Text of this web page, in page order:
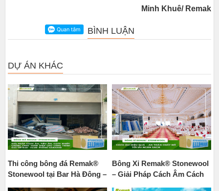
Minh Khuê/ Remak
BÌNH LUẬN
DỰ ÁN KHÁC
Thi công bông đá Remak®
Stonewool tại Bar Hà Đông –
Bông Xỉ Remak® Stonewool
– Giải Pháp Cách Âm Cách